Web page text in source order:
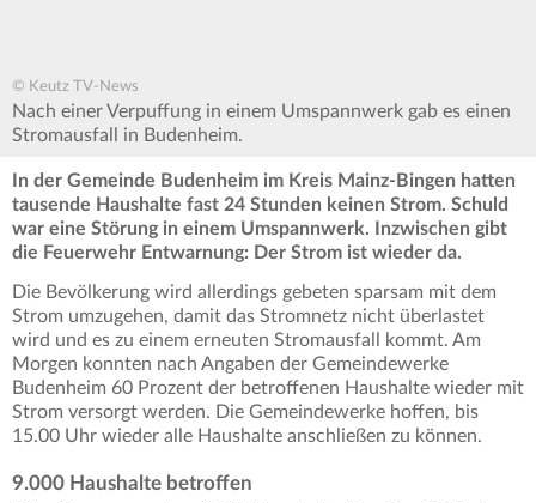
© Keutz TV-News
Nach einer Verpuffung in einem Umspannwerk gab es einen
Stromausfall in Budenheim.
In der Gemeinde Budenheim im Kreis Mainz-Bingen hatten
tausende Haushalte fast 24 Stunden keinen Strom. Schuld
war eine Störung in einem Umspannwerk. Inzwischen gibt
die Feuerwehr Entwarnung: Der Strom ist wieder da.
Die Bevölkerung wird allerdings gebeten sparsam mit dem
Strom umzugehen, damit das Stromnetz nicht überlastet
wird und es zu einem erneuten Stromausfall kommt. Am
Morgen konnten nach Angaben der Gemeindewerke
Budenheim 60 Prozent der betroffenen Haushalte wieder mit
Strom versorgt werden. Die Gemeindewerke hoffen, bis
15.00 Uhr wieder alle Haushalte anschließen zu können.
9.000 Haushalte betroffen